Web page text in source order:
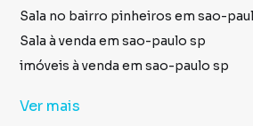
Sala no bairro pinheiros em sao-
Sala à venda em sao-paulo sp
imóveis à venda em sao-paulo sp
Ver mais